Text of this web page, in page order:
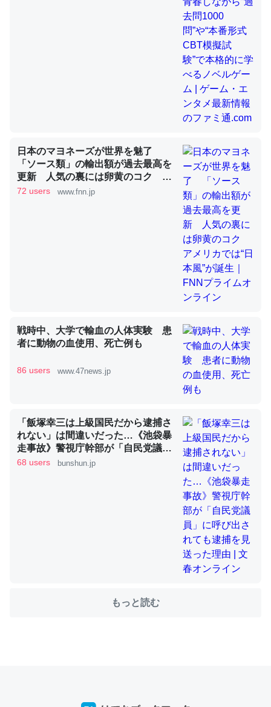
論文では「淡水はカルシウムも酸素も不足してて両方に不
利だから両方が拮抗してるのでは」とあって面白い。海に
いる鋏角類（カブトガニ・ウミグモ）はカルシウムを使わ
ずキチンを強化してる筈だが、酵素が違うのか？
─ニュース :: 【研究発表】昆虫学の大問題＝「昆虫はなぜ海にいな
これを元に考えるとカルシウムを大量に使う脊椎動物と貝
類は苦労してるんだな…。腹足類だと殻を無くしてナメク
─ニュース :: 【研究発表】昆虫学の大問題＝「昆虫はなぜ海にいな
ウチもEchoを実家に置いて４年。でたまに覗いてる。ぼ
ちぼちRingも置こうかと画策中。あと、Googleマップで
位置情報を共有してる。電池残量や充電中かが分かるので
ちょうど同じ理由でEcho Show 8を設定中でした。Prime
とかSpotifyを支払う孝行もできる。一生で親と会える残
り時間を日数にすると1週間とかの人が多いそうだけど、
それを実質100倍以上に伸ばす効果があるはず……
─たまにLINEするくらいだった遠方の父67歳と僕。ITツール導入で
コミュニケーションが劇的に変化した｜tayorini by LIFULL介護
日本のマヨネーズが世界を魅了
「ソース類」の輸出額が過去最高を
更新 人気の裏には卵黄のコク ア
メリカでは“日本風”が誕生｜FNNプ
72 users www.fnn.jp
戦時中、大学で輸血の人体実験 患
者に動物の血使用、死亡例も
86 users www.47news.jp
「飯塚幸三は上級国民だから逮捕さ
れない」は間違いだった…《池袋暴
走事故》警視庁幹部が「自民党議
員」に呼び出されても逮捕を見送っ
68 users bunshun.jp
もっと読む